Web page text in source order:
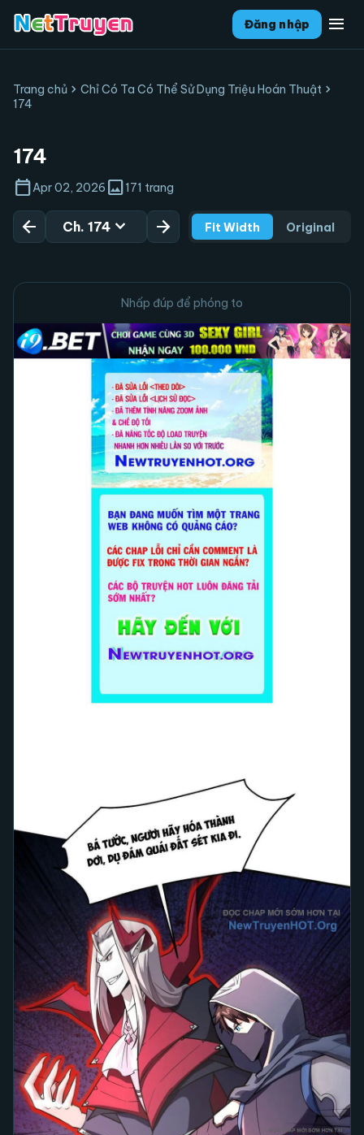
Đăng nhập menu
Trang chủ chevron_right Chỉ Có Ta Có Thể Sử Dụng Triệu Hoán Thuật chevron_right
174
174
calendar_todayApr 02, 2026 image171 trang
arrow_back Ch. 174 expand_more arrow_forward Fit Width Original
Nhấp đúp để phóng to